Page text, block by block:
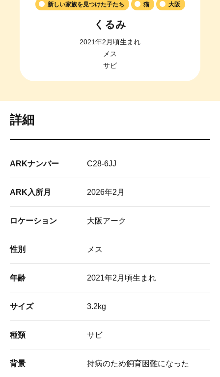
新しい家族を見つけた子たち 猫 大阪
くるみ
2021年2月頃生まれ
メス
サビ
詳細
ARKナンバー C28-6JJ
ARK入所月 2026年2月
ロケーション 大阪アーク
性別 メス
年齢 2021年2月頃生まれ
サイズ 3.2kg
種類 サビ
背景 持病のため飼育困難になった